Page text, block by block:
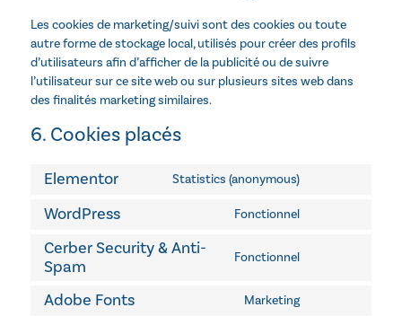
Les cookies de marketing/suivi sont des cookies ou toute
autre forme de stockage local, utilisés pour créer des profils
d’utilisateurs afin d’afficher de la publicité ou de suivre
l’utilisateur sur ce site web ou sur plusieurs sites web dans
des finalités marketing similaires.
6. Cookies placés
Elementor Statistics (anonymous)
WordPress Fonctionnel
Cerber Security & Anti-
Spam
Fonctionnel
Adobe Fonts Marketing